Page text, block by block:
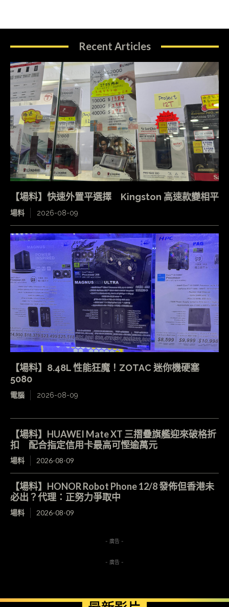
Recent Articles
【場料】快速外置平選擇 Kingston 高速款變相平
場料 2026-08-09
【場料】8.48L 性能狂魔！ZOTAC 迷你機硬塞
5080
電腦 2026-08-09
【場料】HUAWEI Mate XT 三摺疊旗艦迎來破格折
扣 配合指定信用卡最高可慳逾萬元
場料 2026-08-09
【場料】HONOR Robot Phone 12/8 發佈但香港未
必出？代理：正努力爭取中
場料 2026-08-09
- 廣告 -
- 廣告 -